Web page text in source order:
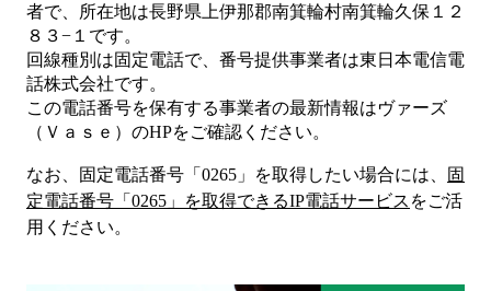
者で、所在地は長野県上伊那郡南箕輪村南箕輪久保１２
８３−１ です。
回線種別は固定電話で、番号提供事業者は東日本電信電
話株式会社です。
この電話番号を保有する事業者の最新情報はヴァーズ
（Ｖａｓｅ） のHPをご確認ください。
なお、固定電話番号「 0265 」を取得したい場合には、
固
定電話番号「 0265 」を取得できるIP電話サービス をご活
用ください。